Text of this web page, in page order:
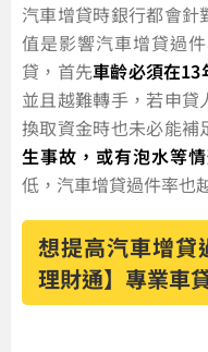
汽車增貸時銀行都會
值是影響汽車增貸過
貸，首先車齡必須在13
並且越難轉手，若申
換取資金時也未必能補
生事故，或有泡水等
低，汽車增貸過件率也
想提高汽車增貸
理財通】專業車